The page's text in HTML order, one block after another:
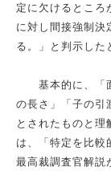
定に欠けるところ
に対し間接強制決
る。」と判示した
基本的に、「面
の長さ」「子の引
とされたものと理
は、「特定を比較
最高裁調査官解説